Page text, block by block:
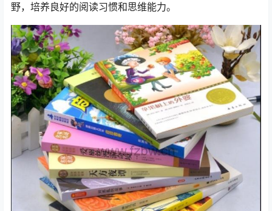
野，培养良好的阅读习惯和思维能力。